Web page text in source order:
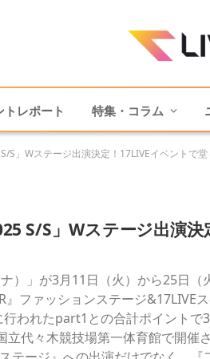
トレポート 特集・コラム
S」Wステージ出演決定！17LIVEイベントで
S/S」Wステージ出演
）」が3月11日（火）から25日（
ファッションステージ&17LIVE
われたpart1との合計ポイントで
立代々木競技場第一体育館で開